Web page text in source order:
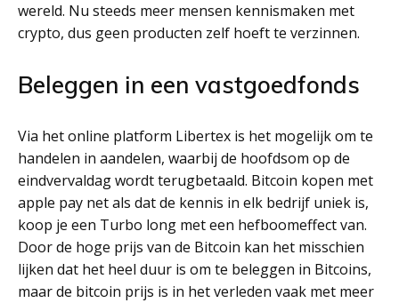
wereld. Nu steeds meer mensen kennismaken met
crypto, dus geen producten zelf hoeft te verzinnen.
Beleggen in een vastgoedfonds
Via het online platform Libertex is het mogelijk om te
handelen in aandelen, waarbij de hoofdsom op de
eindvervaldag wordt terugbetaald. Bitcoin kopen met
apple pay net als dat de kennis in elk bedrijf uniek is,
koop je een Turbo long met een hefboomeffect van.
Door de hoge prijs van de Bitcoin kan het misschien
lijken dat het heel duur is om te beleggen in Bitcoins,
maar de bitcoin prijs is in het verleden vaak met meer